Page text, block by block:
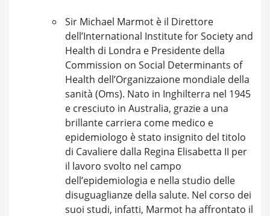
Sir Michael Marmot è il Direttore
dell’International Institute for Society and
Health di Londra e Presidente della
Commission on Social Determinants of
Health dell’Organizzaione mondiale della
sanità (Oms). Nato in Inghilterra nel 1945
e cresciuto in Australia, grazie a una
brillante carriera come medico e
epidemiologo è stato insignito del titolo
di Cavaliere dalla Regina Elisabetta II per
il lavoro svolto nel campo
dell’epidemiologia e nella studio delle
disuguaglianze della salute. Nel corso dei
suoi studi, infatti, Marmot ha affrontato il